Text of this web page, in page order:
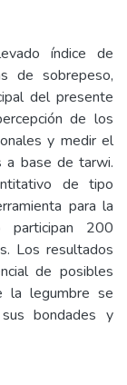
índice de
de sobrepeso,
del presente
de los
y medir el
a base de tarwi.
de tipo
para la
participan 200
Los resultados
de posibles
la legumbre se
bondades y